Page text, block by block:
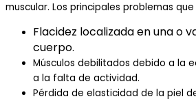
muscular. Los principales problemas
Flacidez localizada en una o
cuerpo.
Músculos debilitados debido a la
a la falta de actividad.
Pérdida de elasticidad de la piel